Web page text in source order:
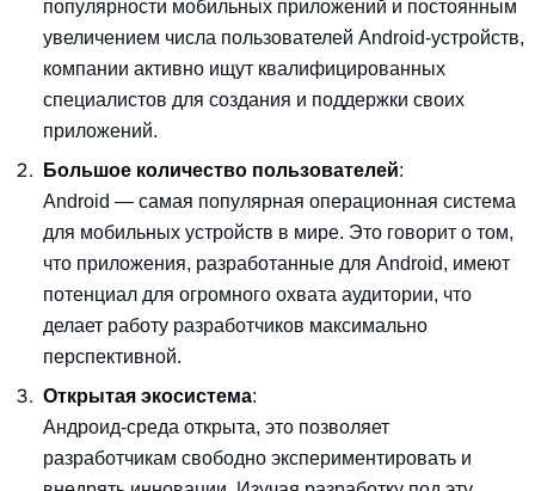
популярности мобильных приложений и постоянным
увеличением числа пользователей Android-устройств,
компании активно ищут квалифицированных
специалистов для создания и поддержки своих
приложений.
Большое количество пользователей:
Android — самая популярная операционная система
для мобильных устройств в мире. Это говорит о том,
что приложения, разработанные для Android, имеют
потенциал для огромного охвата аудитории, что
делает работу разработчиков максимально
перспективной.
Открытая экосистема:
Андроид-среда открыта, это позволяет
разработчикам свободно экспериментировать и